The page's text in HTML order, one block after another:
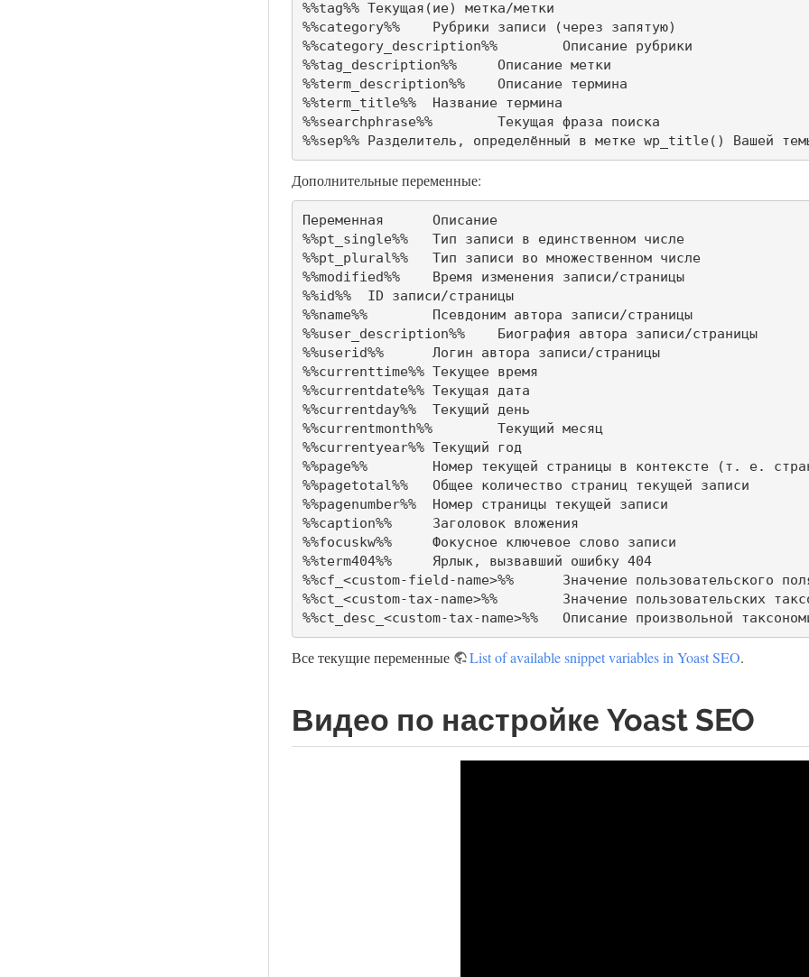
%%tag%%	Текущая(ие) метка/метки
%%category%%	Рубрики записи (через запятую)
%%category_description%%	Описание рубрики
%%tag_description%%	Описание метки
%%term_description%%	Описание термина
%%term_title%%	Название термина
%%searchphrase%%	Текущая фраза поиска
%%sep%%	Разделитель, определённый в метке wp_title() Вашей
Дополнительные переменные:
Переменная	Описание
%%pt_single%%	Тип записи в единственном числе
%%pt_plural%%	Тип записи во множественном числе
%%modified%%	Время изменения записи/страницы
%%id%%	ID записи/страницы
%%name%%	Псевдоним автора записи/страницы
%%user_description%%	Биография автора записи/страницы
%%userid%%	Логин автора записи/страницы
%%currenttime%%	Текущее время
%%currentdate%%	Текущая дата
%%currentday%%	Текущий день
%%currentmonth%%	Текущий месяц
%%currentyear%%	Текущий год
%%page%%	Номер текущей страницы в контексте (т. е. страница 2 из 4)
%%pagetotal%%	Общее количество страниц текущей записи
%%pagenumber%%	Номер страницы текущей записи
%%caption%%	Заголовок вложения
%%focuskw%%	Фокусное ключевое слово записи
%%term404%%	Ярлык, вызвавший ошибку 404
%%cf_<custom-field-name>%%	Значение пользовательского поля из записи
%%ct_<custom-tax-name>%%	Значение пользовательских таксономий из записи (через запятую)
%%ct_desc_<custom-tax-name>%%	Описание произвольной
Все текущие переменные List of available snippet variables in Yoast SEO.
Видео по настройке Yoast SEO